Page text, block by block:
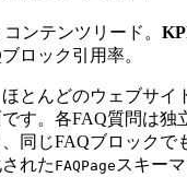
コンテンツリード。
ロック引用率。
とんどのウェブサイ
です。各FAQ質問は独
同じFAQブロックで
れた FAQPageスキー